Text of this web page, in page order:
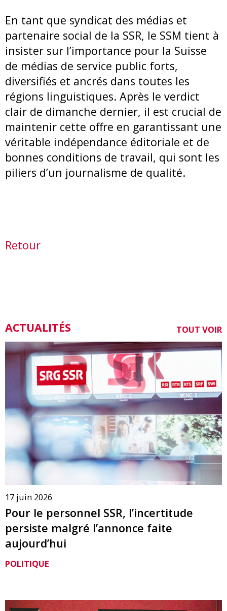
En tant que syndicat des médias et
partenaire social de la SSR, le SSM tient à
insister sur l’importance pour la Suisse
de médias de service public forts,
diversifiés et ancrés dans toutes les
régions linguistiques. Après le verdict
clair de dimanche dernier, il est crucial de
maintenir cette offre en garantissant une
véritable indépendance éditoriale et de
bonnes conditions de travail, qui sont les
piliers d’un journalisme de qualité.
Retour
ACTUALITÉS TOUT VOIR
17 juin 2026
Pour le personnel SSR, l’incertitude
persiste malgré l’annonce faite
aujourd’hui
POLITIQUE